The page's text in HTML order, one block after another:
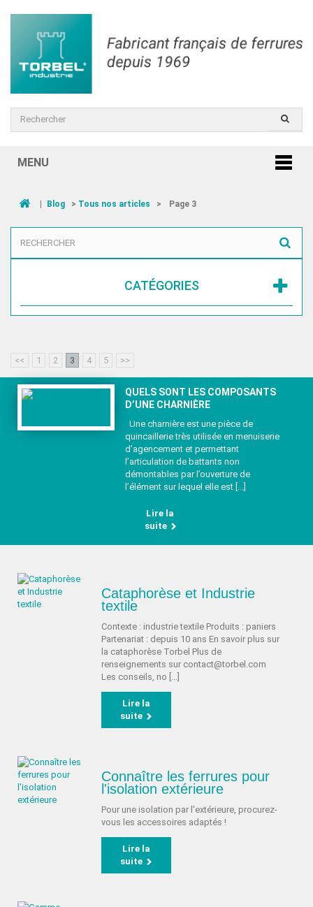
MENU
| Blog > Tous nos articles > Page 3
CATÉGORIES
<< 1 2 3 4 5 >>
QUELS SONT LES COMPOSANTS
D’UNE CHARNIÈRE
Une charnière est une pièce de
quincaillerie très utilisée en menuiserie
d’agencement et permettant
l’articulation de battants non
démontables par l’ouverture de
l’élément sur lequel elle est [...]
Lire la
suite
Cataphorèse et Industrie
textile
Contexte : industrie textile Produits : paniers
Partenariat : depuis 10 ans En savoir plus sur
la cataphorèse Torbel Plus de
renseignements sur contact@torbel.com
Les conseils, no [...]
Lire la
suite
Connaître les ferrures pour
l'isolation extérieure
Pour une isolation par l'extérieure, procurez-
vous les accessoires adaptés !
Lire la
suite